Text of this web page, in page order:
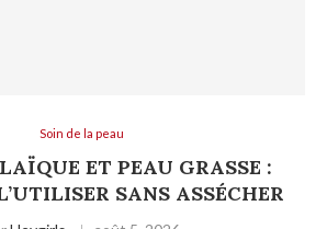
Soin de la peau
ET PEAU GRASSE :
SANS ASSÉCHER